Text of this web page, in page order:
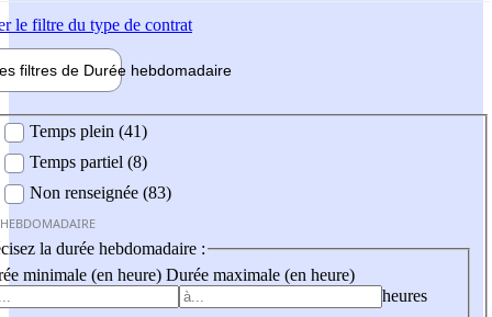
le filtre du type de contrat
filtres de Durée hebdomadaire
Temps plein (41)
Temps partiel (8)
Non renseignée (83)
la durée hebdomadaire :
minimale (en heure) Durée maximale (en heure)
heures